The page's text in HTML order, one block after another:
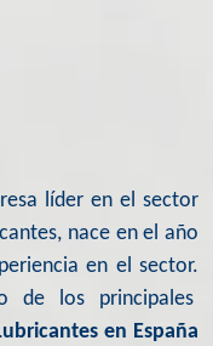
líder en el sector
nace en el año
en el sector.
de los principales
en España